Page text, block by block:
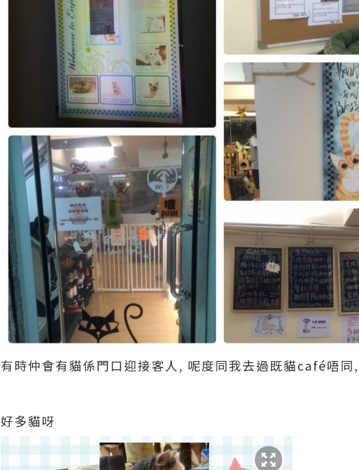
有時仲會有貓係門口迎接客人, 呢度同我去過既貓café唔同
好多貓呀